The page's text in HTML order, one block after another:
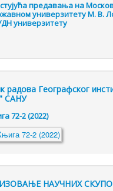
предавања на
универзитету М. В.
универзитету
радова Географског
САНУ
72-2 (2022)
НАУЧНИХ